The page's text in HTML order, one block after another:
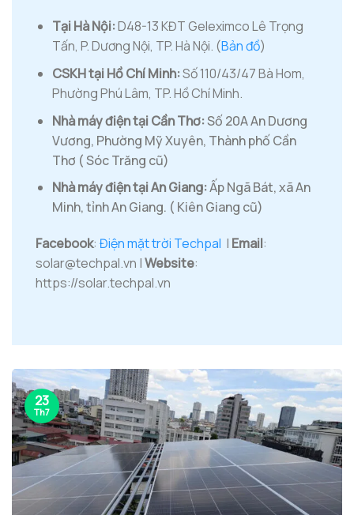
Tại Hà Nội:D48-13 KĐT Geleximco Lê Trọng
Tấn, P. Dương Nội, TP. Hà Nội. (Bản đồ)
CSKH tại Hồ Chí Minh:Số 110/43/47 Bà Hom,
Phường Phú Lâm, TP. Hồ Chí Minh.
Nhà máy điện tại Cần Thơ:Số 20A An Dương
Vương, Phường Mỹ Xuyên, Thành phố Cần
Thơ ( Sóc Trăng cũ)
Nhà máy điện tại An Giang:Ấp Ngã Bát, xã An
Minh, tỉnh An Giang. ( Kiên Giang cũ)
Facebook: Điện mặt trời Techpal | Email:
solar@techpal.vn |Website:
https://solar.techpal.vn
23
Th7